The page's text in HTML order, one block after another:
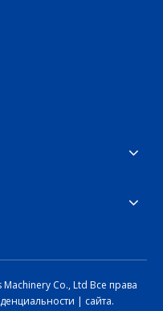
Co., Ltd Все права
| сайта.